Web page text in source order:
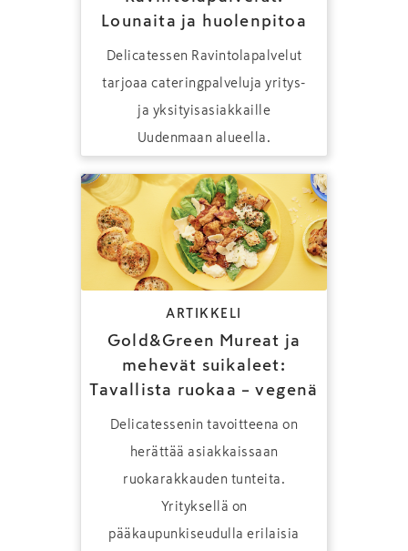
Lounaita ja huolenpitoa
Delicatessen Ravintolapalvelut
tarjoaa cateringpalveluja yritys-
ja yksityisasiakkaille
Uudenmaan alueella.
ARTIKKELI
Gold&Green Mureat ja
mehevät suikaleet:
Tavallista ruokaa – vegenä
Delicatessenin tavoitteena on
herättää asiakkaissaan
ruokarakkauden tunteita.
Yrityksellä on
pääkaupunkiseudulla erilaisia